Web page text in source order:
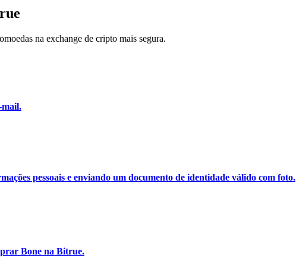
etc.
na exchange de cripto mais segura.
mail.
pessoais e enviando um documento de identidade válido com foto.
Bone na Bitrue.